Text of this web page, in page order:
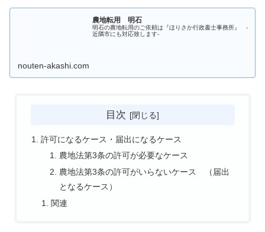
農地転用 明石
明石の農地転用のご依頼は『ほりさか行政書士事務所』 -
近隣市にも対応致します-
nouten-akashi.com
目次
許可になるケース・届出になるケース
農地法第3条の許可が必要なケース
農地法第3条の許可がいらないケース （届出
となるケース）
関連